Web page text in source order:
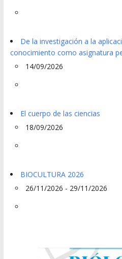
De la investigación a la
conocimiento como asignatura
14/09/2026
El cuerpo de las ciencias
18/09/2026
BIOCULTURA 2026
26/11/2026 - 29/11/2026